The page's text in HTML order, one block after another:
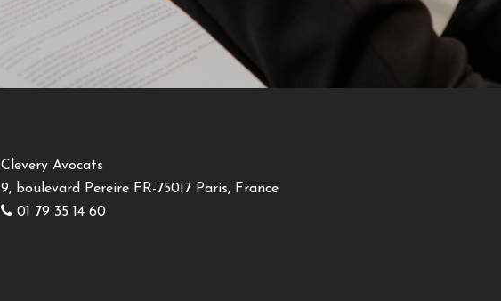
Clevery Avocats
9, boulevard Pereire FR-75017 Paris, France
01 79 35 14 60